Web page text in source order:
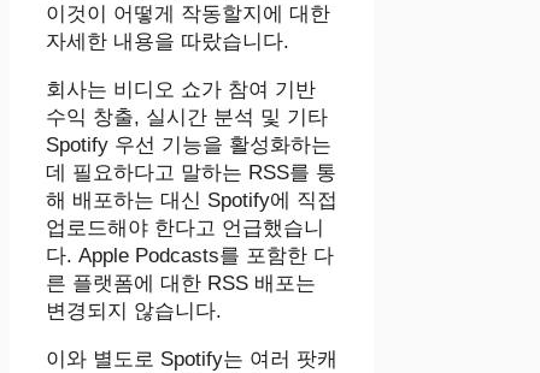
이것이 어떻게 작동할지에 대한
자세한 내용을 따랐습니다.
회사는 비디오 쇼가 참여 기반
수익 창출, 실시간 분석 및 기타
Spotify 우선 기능을 활성화하는
데 필요하다고 말하는 RSS를 통
해 배포하는 대신 Spotify에 직접
업로드해야 한다고 언급했습니
다. Apple Podcasts를 포함한 다
른 플랫폼에 대한 RSS 배포는
변경되지 않습니다.
이와 별도로 Spotify는 여러 팟캐